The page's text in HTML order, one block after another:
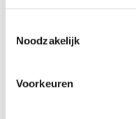
Noodzakelijk
Voorkeuren